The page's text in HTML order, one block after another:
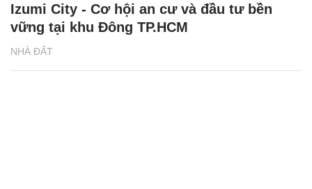
NHÀ ĐẤT
Izumi City - Cơ hội an cư và đầu tư bền
vững tại khu Đông TP.HCM